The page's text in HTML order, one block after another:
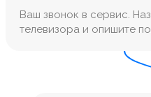
Ваш звонок в сервис.
телевизора и опишите